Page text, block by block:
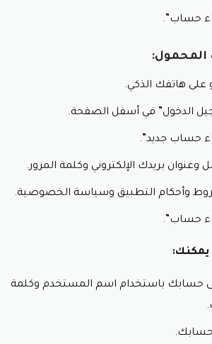
حساب”.
على هاتفك الذكي.
الدخول” في أسفل الصفحة.
حساب جديد”.
بريدك الإلكتروني وكلمة المرور.
وأحكام التطبيق وسياسة الخصوصية.
حساب”.
يمكنك:
حسابك باستخدام اسم المستخدم وكلمة